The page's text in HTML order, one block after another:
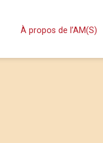
À propos de l’AM(S)